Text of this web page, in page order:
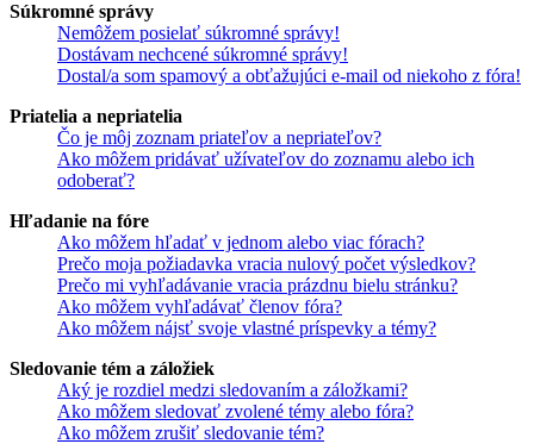
Súkromné správy
Nemôžem posielať súkromné správy!
Dostávam nechcené súkromné správy!
Dostal/a som spamový a obťažujúci e-mail od niekoho z fóra!
Priatelia a nepriatelia
Čo je môj zoznam priateľov a nepriateľov?
Ako môžem pridávať užívateľov do zoznamu alebo ich
odoberať?
Hľadanie na fóre
Ako môžem hľadať v jednom alebo viac fórach?
Prečo moja požiadavka vracia nulový počet výsledkov?
Prečo mi vyhľadávanie vracia prázdnu bielu stránku?
Ako môžem vyhľadávať členov fóra?
Ako môžem nájsť svoje vlastné príspevky a témy?
Sledovanie tém a záložiek
Aký je rozdiel medzi sledovaním a záložkami?
Ako môžem sledovať zvolené témy alebo fóra?
Ako môžem zrušiť sledovanie tém?